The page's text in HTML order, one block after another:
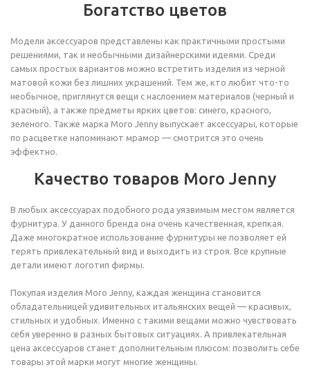
Богатство цветов
Модели аксессуаров представлены как практичными простыми
решениями, так и необычными дизайнерскими идеями. Среди
самых простых вариантов можно встретить изделия из черной
матовой кожи без лишних украшений. Тем же, кто любит что-то
необычное, приглянутся вещи с наслоением материалов (черный и
красный), а также предметы ярких цветов: синего, красного,
зеленого. Также марка Moro Jenny выпускает аксессуары, которые
по расцветке напоминают мрамор — смотрится это очень
эффектно.
Качество товаров Moro Jenny
В любых аксессуарах подобного рода уязвимым местом является
фурнитура. У данного бренда она очень качественная, крепкая.
Даже многократное использование фурнитуры не позволяет ей
терять привлекательный вид и выходить из строя. Все крупные
детали имеют логотип фирмы.
Покупая изделия Moro Jenny, каждая женщина становится
обладательницей удивительных итальянских вещей — красивых,
стильных и удобных. Именно с такими вещами можно чувствовать
себя уверенно в разных бытовых ситуациях. А привлекательная
цена аксессуаров станет дополнительным плюсом: позволить себе
товары этой марки могут многие женщины.